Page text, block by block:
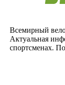
Всемирный
Актуальная
спортсменах.